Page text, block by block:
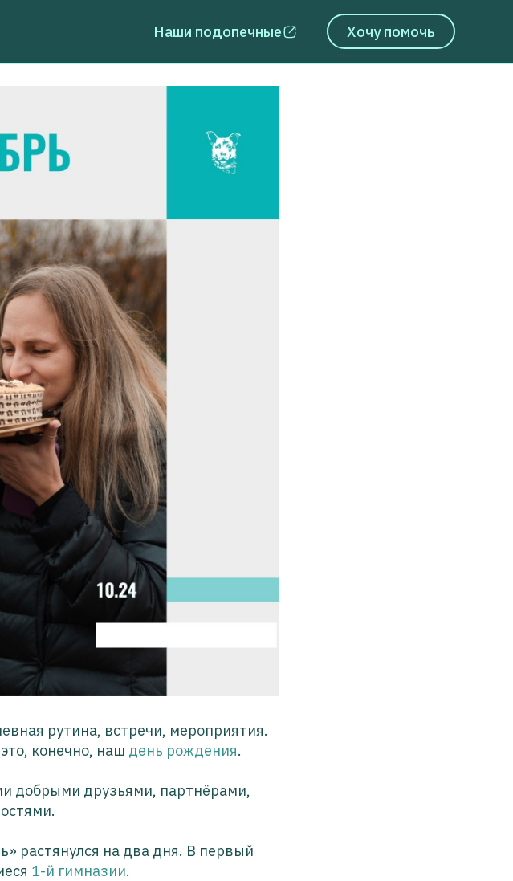
Хочу помочь
Наши подопечные
рутина, встречи, мероприятия.
конечно, наш день рождения.
добрыми друзьями, партнёрами,
растянулся на два дня. В первый
1-й гимназии.